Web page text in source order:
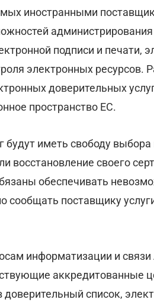
иностранными
подписи и печати,
электронных ресурсов.
доверительных
пространство ЕС.
будут иметь свободу
восстановление своего
обеспечивать
сообщать поставщику
информатизации и
аккредитованные
список,